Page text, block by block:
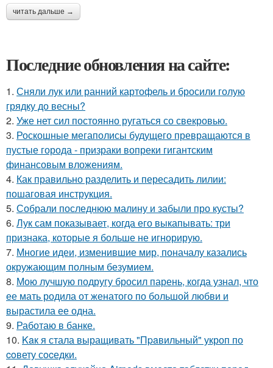
читать дальше →
Последние обновления на сайте:
1. Сняли лук или ранний картофель и бросили голую
грядку до весны?
2. Уже нет сил постоянно ругаться со свекровью.
3. Роскошные мегаполисы будущего превращаются в
пустые города - призраки вопреки гигантским
финансовым вложениям.
4. Как правильно разделить и пересадить лилии:
пошаговая инструкция.
5. Собрали последнюю малину и забыли про кусты?
6. Лук сам показывает, когда его выкапывать: три
признака, которые я больше не игнорирую.
7. Многие идеи, изменившие мир, поначалу казались
окружающим полным безумием.
8. Мою лучшую подругу бросил парень, когда узнал, что
ее мать родила от женатого по большой любви и
вырастила ее одна.
9. Работаю в банке.
10. Kaк я стала выращивать "Пpaвильный" укроп по
coвету сocедки.